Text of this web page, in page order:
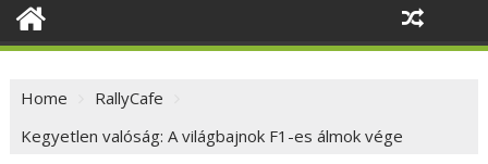
Home
RallyCafe
Kegyetlen valóság: A világbajnok F1-es álmok vége